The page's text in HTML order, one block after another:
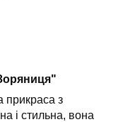
прикраса з
і стильна, вона